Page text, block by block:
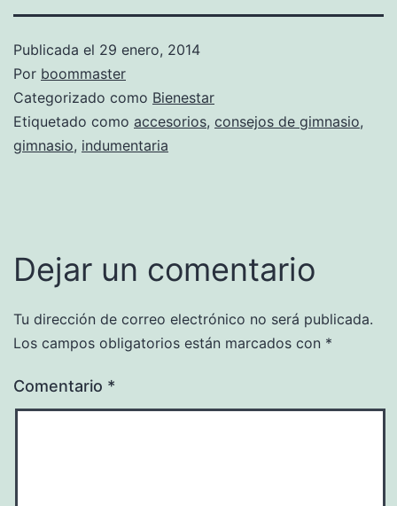
Publicada el 29 enero, 2014
Por boommaster
Categorizado como Bienestar
Etiquetado como accesorios, consejos de gimnasio,
gimnasio, indumentaria
Dejar un comentario
Tu dirección de correo electrónico no será publicada.
Los campos obligatorios están marcados con *
Comentario *